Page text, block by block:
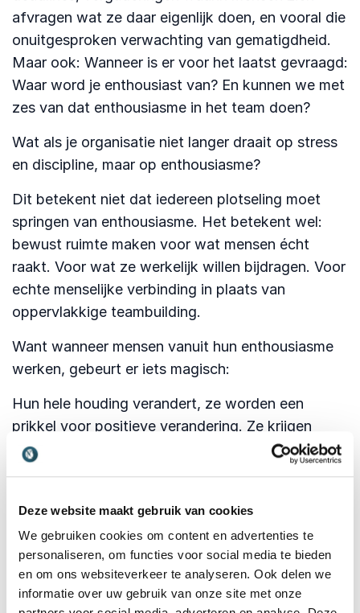
Deze website maakt gebruik van cookies
We gebruiken cookies om content en advertenties te
personaliseren, om functies voor social media te bieden
en om ons websiteverkeer te analyseren. Ook delen we
informatie over uw gebruik van onze site met onze
afvragen wat ze daar eigenlijk doen, en vooral die
onuitgesproken verwachting van gematigdheid.
Maar ook: Wanneer is er voor het laatst gevraagd:
Waar word je enthousiast van? En kunnen we met
zes van dat enthousiasme in het team doen?
Wat als je organisatie niet langer draait op stress
en discipline, maar op enthousiasme?
Dit betekent niet dat iedereen plotseling moet
springen van enthousiasme. Het betekent wel:
bewust ruimte maken voor wat mensen écht
raakt. Voor wat ze werkelijk willen bijdragen. Voor
echte menselijke verbinding in plaats van
oppervlakkige teambuilding.
Want wanneer mensen vanuit hun enthousiasme
werken, gebeurt er iets magisch:
Hun hele houding verandert, ze worden een
prikkel voor positieve verandering. Ze krijgen
meer energie in plaats van uitgeput te raken. Ze
trekken anderen mee in hun passie, waardoor de
De vraag is niet óf enthousiasme een verschil
maakt… dat doet het altijd.
De vraag is: durven we als organisatie de ruimte
te maken voor deze kracht?